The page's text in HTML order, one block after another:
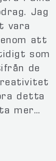
Jag
vara
att
som
de
detta
mer…